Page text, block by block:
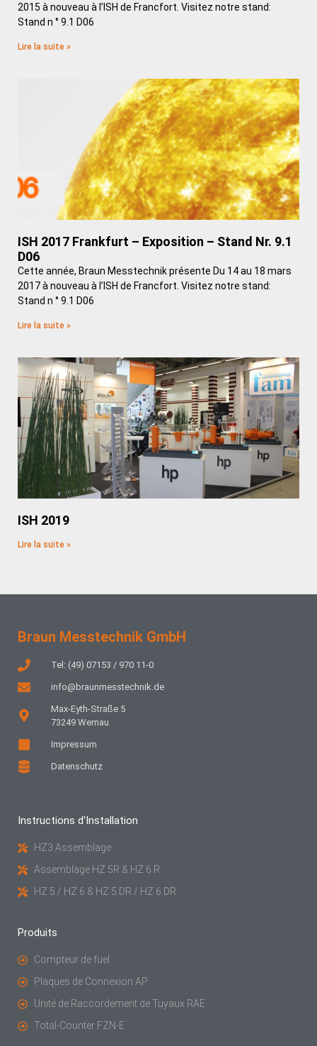
2015 à nouveau à l’ISH de Francfort. Visitez notre stand:
Stand n ° 9.1 D06
Lire la suite »
ISH 2017 Frankfurt – Exposition – Stand Nr. 9.1
D06
Cette année, Braun Messtechnik présente Du 14 au 18 mars
2017 à nouveau à l’ISH de Francfort. Visitez notre stand:
Stand n ° 9.1 D06
Lire la suite »
ISH 2019
Lire la suite »
Braun Messtechnik GmbH
Tel: (49) 07153 / 970 11-0
info@braunmesstechnik.de
Max-Eyth-Straße 5
73249 Wernau
Impressum
Datenschutz
Instructions d'Installation
HZ3 Assemblage
Assemblage HZ 5R & HZ 6 R
HZ 5 / HZ 6 & HZ 5 DR / HZ 6 DR
Produits
Compteur de fuel
Plaques de Connexion AP
Unité de Raccordement de Tuyaux RAE
Total-Counter FZN-E